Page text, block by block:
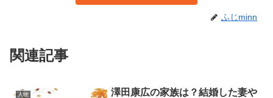
ふじminn
関連記事
人物
澤田康広の家族は？結婚した妻や